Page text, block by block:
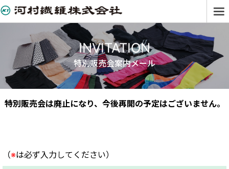
INVITATION
特別販売会案内メール
特別販売会は廃止になり、今後再開の予定はございません。
（※は必ず入力してください）